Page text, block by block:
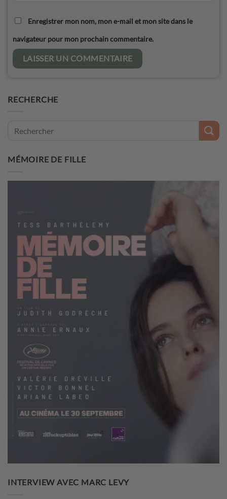
Enregistrer mon nom, mon e-mail et mon site dans le
navigateur pour mon prochain commentaire.
RECHERCHE
MÉMOIRE DE FILLE
INTERVIEW AVEC MARC LEVY